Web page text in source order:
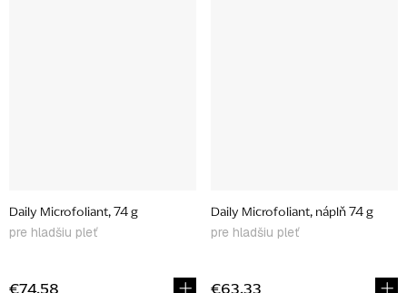
Daily Microfoliant, 74 g
pre hladšiu pleť
Daily Microfoliant, náplň 74 g
pre hladšiu pleť